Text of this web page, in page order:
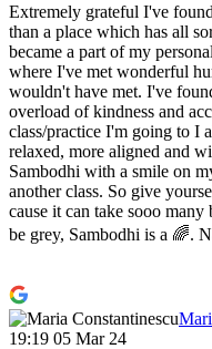
Extremely grateful I've
than a place which has all
became a part of my
where I've met wonderful
wouldn't have met. I've
overload of kindness and
class/practice I'm going to I
relaxed, more aligned and
Sambodhi with a smile on
another class. So give
cause it can take sooo
be grey, Sambodhi is a 🌈.
19:19 05 Mar 24